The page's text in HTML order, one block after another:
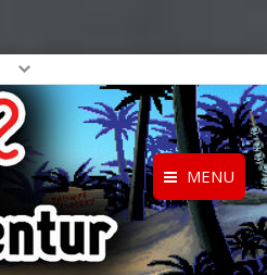
MENU